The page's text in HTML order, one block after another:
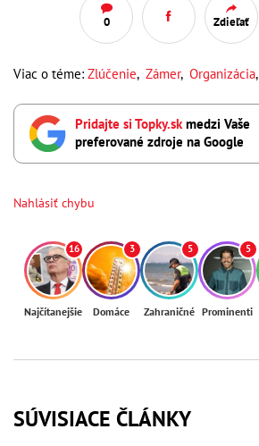
0 Zdieľať
Viac o téme: Zlúčenie, Zámer, Organizácia,
Pridajte si Topky.skmedzi Vaše
preferované zdroje na Google
Nahlásiť chybu
16
Najčítanejšie
3
Domáce
5
Zahraničné
5
Prominenti
SÚVISIACE ČLÁNKY